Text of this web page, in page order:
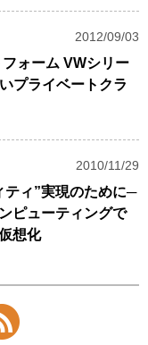
2012/09/03
フォーム VWシリー
プライベートクラ
2010/11/29
ティ”実現のために─
ピューティングで
想化